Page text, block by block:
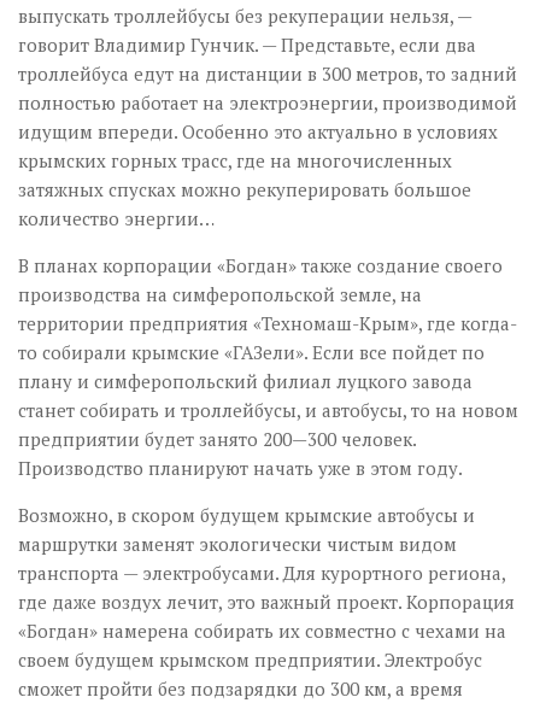
выпускать троллейбусы без рекуперации нельзя, —
говорит Владимир Гунчик. — Представьте, если два
троллейбуса едут на дистанции в 300 метров, то задний
полностью работает на электроэнергии, производимой
идущим впереди. Особенно это актуально в условиях
крымских горных трасс, где на многочисленных
затяжных спусках можно рекуперировать большое
количество энергии…
В планах корпорации «Богдан» также создание своего
производства на симферопольской земле, на
территории предприятия «Тех­­­­­но­маш­-­Крым», где когда-
то собирали крымские «ГАЗели». Если все пойдет по
плану и симферопольский филиал луцкого завода
станет собирать и троллейбусы, и автобусы, то на новом
предприятии будет занято 200—300 человек.
Производство планируют начать уже в этом году.
Возможно, в скором будущем крымские автобусы и
маршрутки заменят экологически чистым видом
транспорта — электробусами. Для курортного региона,
где даже воздух лечит, это важный проект. Корпорация
«Богдан» намерена собирать их совместно с чехами на
своем будущем крымском предприятии. Электробус
сможет пройти без подзарядки до 300 км, а время